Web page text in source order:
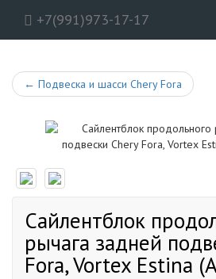
+7(991)973-17-17
← Подвеска и шасси Chery Fora
Сайлентблок
рычага задней
Fora, Vortex Estina